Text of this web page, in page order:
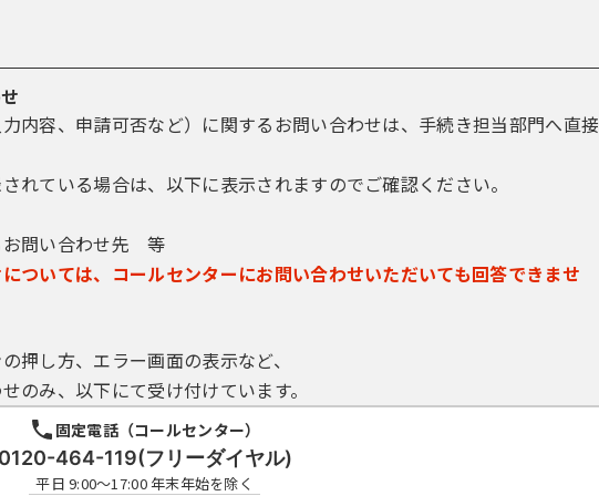
内容、申請可否など）に関するお問い合わせは、手続き担当部門へ直接
れている場合は、以下に表示されますのでご確認ください。
お問い合わせ先 等
ついては、コールセンターにお問い合わせいただいても回答できませ
押し方、エラー画面の表示など、
のみ、以下にて受け付けています。
固定電話（コールセンター）
0120-464-119(フリーダイヤル)
平日 9:00～17:00 年末年始を除く